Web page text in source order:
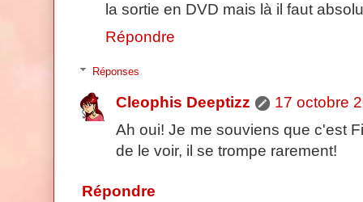
la sortie en DVD mais là il faut
Répondre
Réponses
Cleophis Deeptizz
17 octobre
Ah oui! Je me souviens que c'est
de le voir, il se trompe rarement!
Répondre